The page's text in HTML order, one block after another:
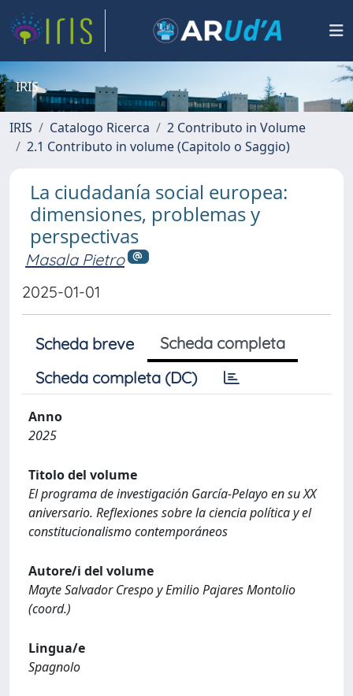
IRIS
IRIS Catalogo Ricerca
2 Contributo in Volume
2.1 Contributo in volume (Capitolo o Saggio)
La ciudadanía social europea:
dimensiones, problemas y
perspectivas
Masala Pietro
2025-01-01
Scheda breve
Scheda completa
Scheda completa (DC)
Anno
2025
Titolo del volume
El programa de investigación García-Pelayo en su XX
aniversario. Reflexiones sobre la ciencia política y el
constitucionalismo contemporáneos
Autore/i del volume
Mayte Salvador Crespo y Emilio Pajares Montolio
(coord.)
Lingua/e
Spagnolo